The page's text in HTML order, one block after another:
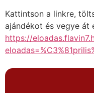
Kattintson a linkre,
ajándékot és vegye át
https://